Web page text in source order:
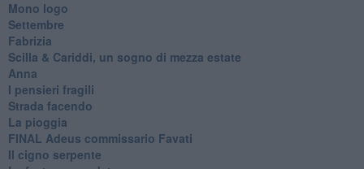
Mono logo
Settembre
Fabrizia
​Scilla & Cariddi, un sogno di mezza estate
Anna
I pensieri fragili
Strada facendo
La pioggia
FINAL Adeus commissario Favati
Il cigno serpente